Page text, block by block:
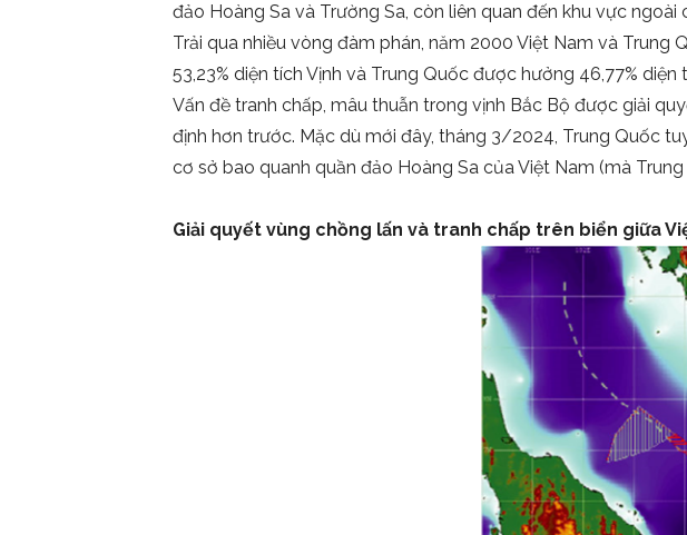
đảo Hoàng Sa và Trường Sa, còn liên quan đến khu vực ngoài
Trải qua nhiều vòng đàm phán, năm 2000 Việt Nam và
53,23% diện tích Vịnh và Trung Quốc được hưởng 46,77%
Vấn đề tranh chấp, mâu thuẫn trong vịnh Bắc Bộ được giải
định hơn trước. Mặc dù mới đây, tháng 3/2024, Trung Quốc
cơ sở bao quanh quần đảo Hoàng Sa của Việt Nam (mà Trung
Giải quyết vùng chồng lấn và tranh chấp trên biển giữa